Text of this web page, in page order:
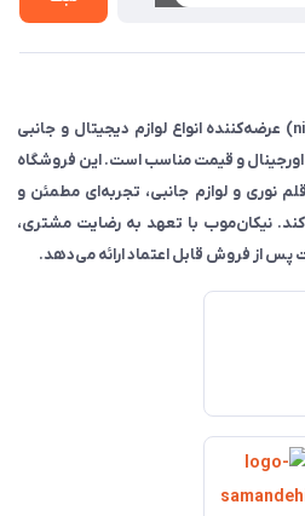
فروشگاه نیکان‌موب (nikanmob.ir) عرضه‌کننده انواع لوازم دیجیتال و جانبی
اورجینال و قیمت مناسب است. این فروشگاه
نوری و لوازم جانبی، تجربه‌ای مطمئن و
نیکان‌موب با تعهد به رضایت مشتری،
پس از فروش قابل اعتماد ارائه می‌دهد.